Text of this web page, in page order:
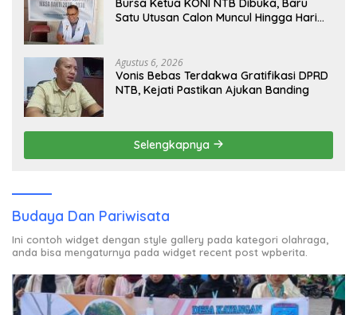
Bursa Ketua KONI NTB Dibuka, Baru
Satu Utusan Calon Muncul Hingga Hari
Agustus 6, 2026
Vonis Bebas Terdakwa Gratifikasi DPRD
NTB, Kejati Pastikan Ajukan Banding
Selengkapnya
Budaya Dan Pariwisata
Ini contoh widget dengan style gallery pada kategori olahraga,
anda bisa mengaturnya pada widget recent post wpberita.